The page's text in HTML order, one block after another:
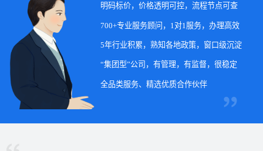
明码标价，价格透明可控，流程节点可查
700+专业服务顾问，1对1服务，办理高效
5年行业积累，熟知各地政策，窗口级沉淀
“集团型”公司，有管理，有监督，很稳定
全品类服务、精选优质合作伙伴